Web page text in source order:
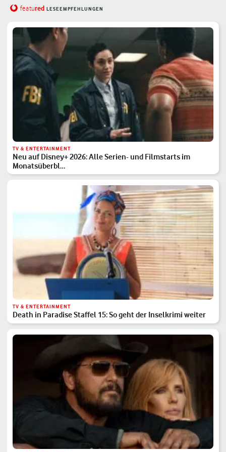
featured LESEEMPFEHLUNGEN
TV & ENTERTAINMENT
Neu auf Disney+ 2026: Alle Serien- und Filmstarts im
Monatsüberbl…
TV & ENTERTAINMENT
Death in Paradise Staffel 15: So geht der Inselkrimi weiter